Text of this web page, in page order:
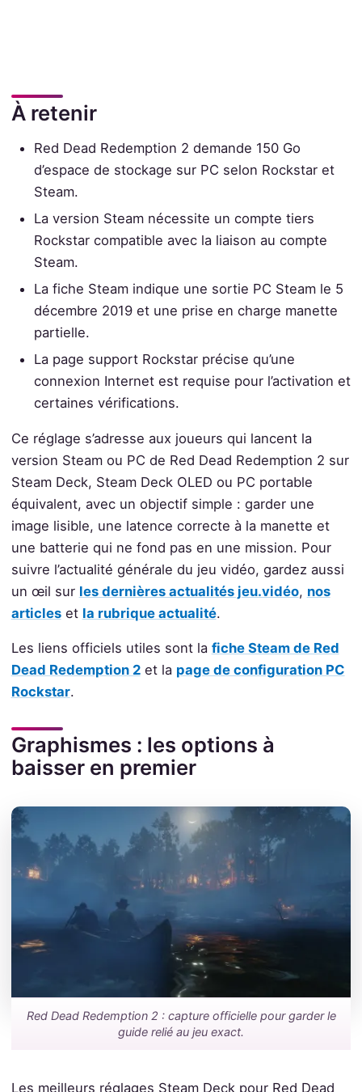
À retenir
Red Dead Redemption 2 demande 150 Go
d’espace de stockage sur PC selon Rockstar et
Steam.
La version Steam nécessite un compte tiers
Rockstar compatible avec la liaison au compte
Steam.
La fiche Steam indique une sortie PC Steam le 5
décembre 2019 et une prise en charge manette
partielle.
La page support Rockstar précise qu’une
connexion Internet est requise pour l’activation et
certaines vérifications.
Ce réglage s’adresse aux joueurs qui lancent la
version Steam ou PC de Red Dead Redemption 2 sur
Steam Deck, Steam Deck OLED ou PC portable
équivalent, avec un objectif simple : garder une
image lisible, une latence correcte à la manette et
une batterie qui ne fond pas en une mission. Pour
suivre l’actualité générale du jeu vidéo, gardez aussi
un œil sur les dernières actualités jeu.vidéo, nos
articleset la rubrique actualité.
Les liens officiels utiles sont la fiche Steam de Red
Dead Redemption 2et la page de configuration PC
Rockstar.
Graphismes : les options à
baisser en premier
Red Dead Redemption 2 : capture officielle pour garder le
guide relié au jeu exact.
Les meilleurs réglages Steam Deck pour Red Dead